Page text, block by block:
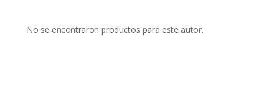
No se encontraron productos para este autor.